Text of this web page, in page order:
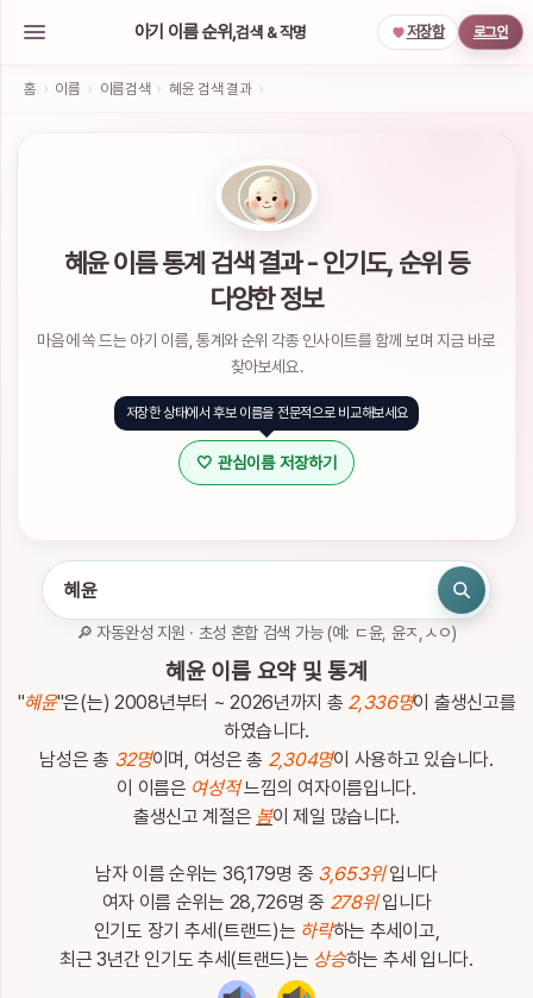
정
세
요.
인
이
아기 이름 순위,검색 & 작명 저장함 로그인
홈 › 이름 › 이름검색 › 혜윤 검색 결과 ›
혜윤 이름 통계 검색 결과 - 인기도, 순위 등
다양한 정보
마음에 쏙 드는 아기 이름, 통계와 순위 각종 인사이트를 함께 보며 지금 바로
찾아보세요.
저장한 상태에서 후보 이름을 전문적으로 비교해보세요
🤍 관심이름 저장하기
🔎 자동완성 지원 · 초성 혼합 검색 가능 (예: ㄷ윤, 윤ㅈ,ㅅㅇ)
혜윤 이름 요약 및 통계
"혜윤"은(는) 2008년부터 ~ 2026년까지 총 2,336명이 출생신고를
하였습니다.
남성은 총 32명이며, 여성은 총 2,304명이 사용하고 있습니다.
이 이름은 여성적느낌의 여자이름입니다.
출생신고 계절은 봄이 제일 많습니다.
남자 이름 순위는 36,179명 중 3,653위입니다
여자 이름 순위는 28,726명 중 278위입니다
인기도 장기 추세(트랜드)는 하락하는 추세이고,
최근 3년간 인기도 추세(트랜드)는 상승하는 추세 입니다.